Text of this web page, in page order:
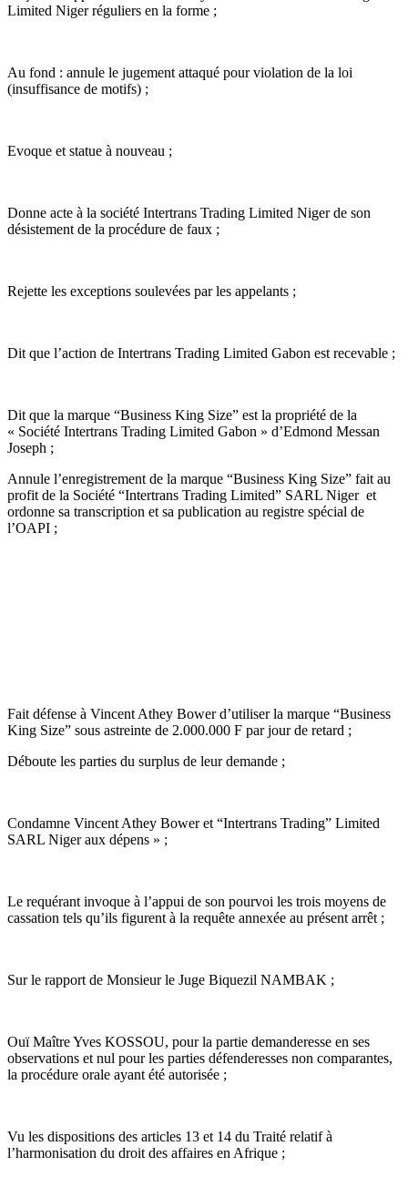
Limited Niger réguliers en la forme ;
Au fond : annule le jugement attaqué pour violation de la loi
(insuffisance de motifs) ;
Evoque et statue à nouveau ;
Donne acte à la société Intertrans Trading Limited Niger de son
désistement de la procédure de faux ;
Rejette les exceptions soulevées par les appelants ;
Dit que l’action de Intertrans Trading Limited Gabon est recevable ;
Dit que la marque “Business King Size” est la propriété de la
« Société Intertrans Trading Limited Gabon » d’Edmond Messan
Joseph ;
Annule l’enregistrement de la marque “Business King Size” fait au
profit de la Société “Intertrans Trading Limited” SARL Niger et
ordonne sa transcription et sa publication au registre spécial de
l’OAPI ;
Fait défense à Vincent Athey Bower d’utiliser la marque “Business
King Size” sous astreinte de 2.000.000 F par jour de retard ;
Déboute les parties du surplus de leur demande ;
Condamne Vincent Athey Bower et “Intertrans Trading” Limited
SARL Niger aux dépens » ;
Le requérant invoque à l’appui de son pourvoi les trois moyens de
cassation tels qu’ils figurent à la requête annexée au présent arrêt ;
Sur le rapport de Monsieur le Juge Biquezil NAMBAK ;
Ouï Maître Yves KOSSOU, pour la partie demanderesse en ses
observations et nul pour les parties défenderesses non comparantes,
la procédure orale ayant été autorisée ;
Vu les dispositions des articles 13 et 14 du Traité relatif à
l’harmonisation du droit des affaires en Afrique ;